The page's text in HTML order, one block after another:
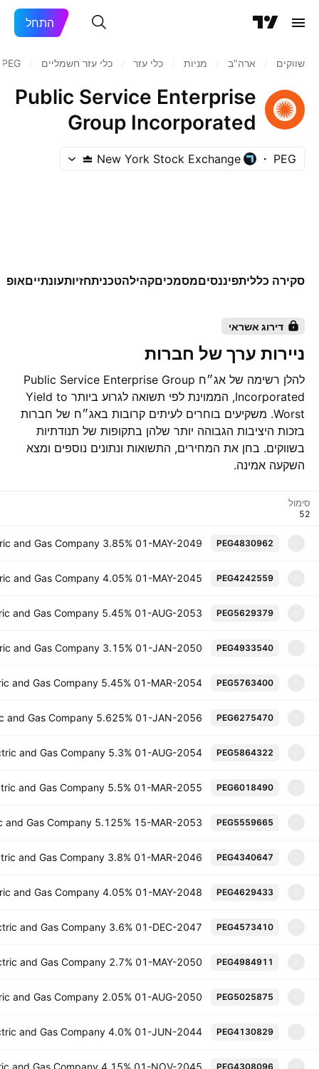
התחל
שווקים ארה"ב‏ מניות‏ כלי עזר כלי עזר חשמליים PEG
Public Service Enterprise
Group Incorporated
PEG
New York Stock Exchange
סקירה כלליתפיננסיםמסמכיםקהילהטכניתחזיותעונתיים
דירוג אשראי
ניירות ערך של חברות
להלן רשימה של אג״ח Public Service Enterprise Group
Incorporated, הממוינת לפי תשואה לגרוע ביותר Yield to
Worst. משקיעים בוחרים לעיתים קרובות באג״ח של חברות
בזכות היציבות הגבוהה יותר שלהן בתקופות של תנודתיות
בשווקים. בחן את המחירים, התשואות ונתונים נוספים ומצא
השקעה אמינה.
סימול
PEG4830962
and Gas Company 3.85% 01-MAY-2049
PEG4242559
and Gas Company 4.05% 01-MAY-2045
PEG5629379
and Gas Company 5.45% 01-AUG-2053
PEG4933540
and Gas Company 3.15% 01-JAN-2050
PEG5763400
and Gas Company 5.45% 01-MAR-2054
PEG6275470
and Gas Company 5.625% 01-JAN-2056
PEG5864322
and Gas Company 5.3% 01-AUG-2054
PEG6018490
and Gas Company 5.5% 01-MAR-2055
PEG5559665
and Gas Company 5.125% 15-MAR-2053
PEG4340647
and Gas Company 3.8% 01-MAR-2046
PEG4629433
and Gas Company 4.05% 01-MAY-2048
PEG4573410
and Gas Company 3.6% 01-DEC-2047
PEG4984911
and Gas Company 2.7% 01-MAY-2050
PEG5025875
and Gas Company 2.05% 01-AUG-2050
PEG4130829
and Gas Company 4.0% 01-JUN-2044
PEG4308096
and Gas Company 4.15% 01-NOV-2045